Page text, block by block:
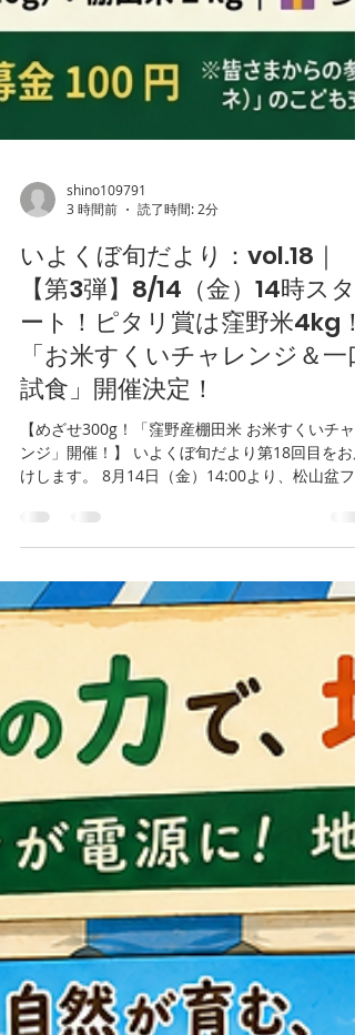
shino109791
3 時間前
読了時間: 2分
いよくぼ旬だより：vol.18｜
【第3弾】8/14（金）14時スタ
ート！ピタリ賞は窪野米4kg！
「お米すくいチャレンジ＆一口
試食」開催決定！
【めざせ300g！「窪野産棚田米 お米すくいチャ
ンジ」開催！】 いよくぼ旬だより第18回目をお
ント**「お米すくいチャレンジ」**を開催いたし
ます！EV（電気自動車）の電力で炊き上げた美味
しい窪野米の一口試食とあわせて、あなたの感覚
を信じて300gぴったりを目指す一回勝負の体験ゲ
ームです！ 【簡単6ステップ！お米すくいゲーム
遊び方】 ① 【試食】 EV給電で炊いたできたての
窪野産棚田米を味わう！ ② 【募金】 まつこネ募
箱に100円を入れる（参加費） ③ 【くじ】 運命
「道具決定くじ」を引く！ ④ 【挑戦】 指定され
道具で300gを目指してお米をすくう！ ⑤ 【計量
はかりに乗せて運命の判定！ ⑥ 【景品】 結果に
じて豪華景品をGET！ 【ピタリ賞はなんと「窪野
産棚田米 4kg」！】 気になる景品ラインナップは
こちら！🥇 ピタリ賞（295g〜305g）： 窪野産棚
田米 4kg！🥈 前後賞（290g〜310g）： 窪野産棚
田米